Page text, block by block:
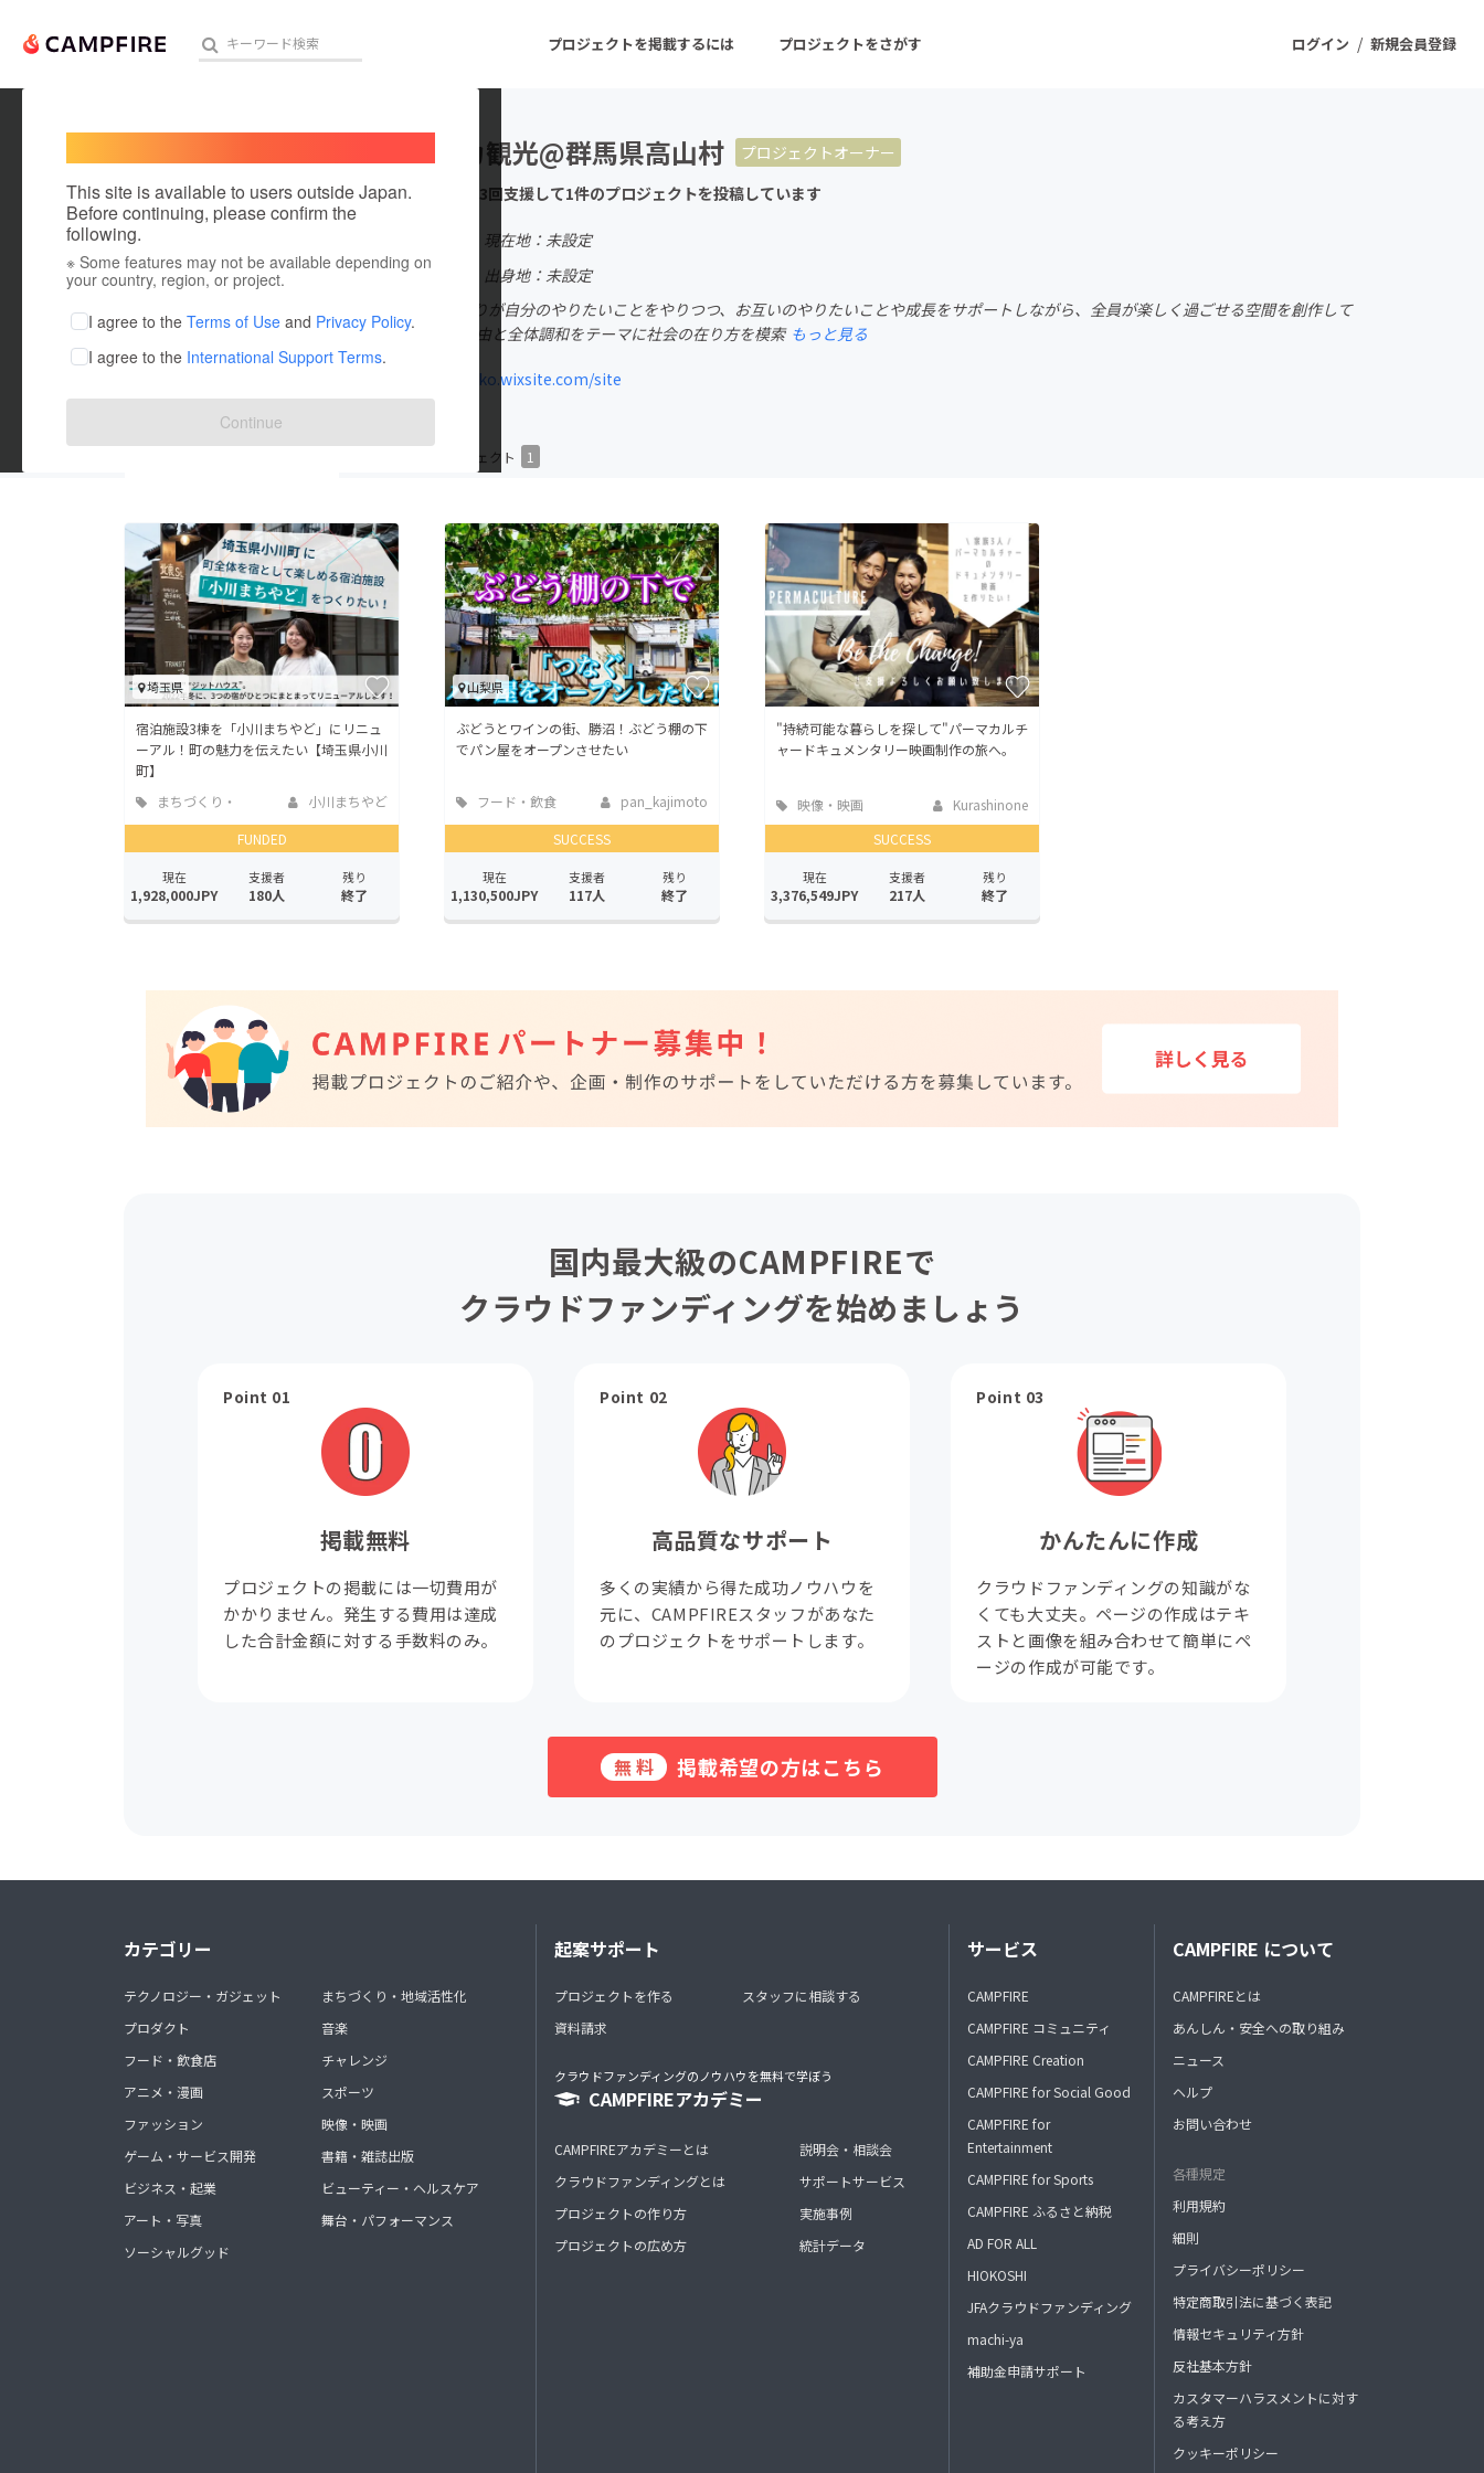
ログイン / 新規会員登録
プロジェクトを掲載するには プロジェクトをさがす
人気のプロジェクト 注目のリターン 注目の新着プロジェクト
アート・写真 音楽
テクノロジー・ガジェット
ゲーム・サービス開発 フード・飲食店
ファッション
映像・映画
ビジネス・起業
まちづくり・地域活性化
CAMPFIRE for Social Good
CAMPFIRE Creation
CAMPFIREふるさと納税
machi-ya コミュニティ
This site is available to users outside Japan.
Before continuing, please confirm the
following.
※ Some features may not be available depending on
your country, region, or project.
I agree to the Terms of Use and Privacy Policy.
I agree to the International Support Terms.
Continue
イイヅカ観光@群馬県高山村
プロジェクトオーナー
これまでに3回支援して1件のプロジェクトを投稿しています
現在地：未設定
出身国：日本
出身地：未設定
社員一人ひとりが自分のやりたいことをやりつつ、お互いのやりたいことや成長をサポートしながら、全員が楽しく過ごせる空間を創作して
いる。 個々自由と全体調和をテーマに社会の在り方を模索 もっと見る
iizukakanko.wixsite.com/site
プロジェクト 1
埼玉県
宿泊施設3棟を「小川まちやど」にリニュ
ーアル！町の魅力を伝えたい【埼玉県小川
町】
まちづくり・
地域活性化
小川まちやど
FUNDED
現在
1,928,000JPY
支援者
180人
残り
終了
山梨県
ぶどうとワインの街、勝沼！ぶどう棚の下
でパン屋をオープンさせたい
フード・飲食
店
pan_kajimoto
SUCCESS
現在
1,130,500JPY
支援者
117人
残り
終了
"持続可能な暮らしを探して"パーマカルチ
ャードキュメンタリー映画制作の旅へ。
映像・映画
Kurashinone
SUCCESS
現在
3,376,549JPY
支援者
217人
残り
終了
国内最大級のCAMPFIREで
クラウドファンディングを始めましょう
Point 01
掲載無料
プロジェクトの掲載には一切費用が
かかりません。発生する費用は達成
した合計金額に対する手数料のみ。
Point 02
高品質なサポート
多くの実績から得た成功ノウハウを
元に、CAMPFIREスタッフがあなた
のプロジェクトをサポートします。
Point 03
かんたんに作成
クラウドファンディングの知識がな
くても大丈夫。ページの作成はテキ
ストと画像を組み合わせて簡単にペ
ージの作成が可能です。
無料 掲載希望の方はこちら
カテゴリー
テクノロジー・ガジェット
プロダクト
フード・飲食店
アニメ・漫画
ファッション
ゲーム・サービス開発
ビジネス・起業
アート・写真
ソーシャルグッド
まちづくり・地域活性化
音楽
チャレンジ
スポーツ
映像・映画
書籍・雑誌出版
ビューティー・ヘルスケア
舞台・パフォーマンス
起案サポート
プロジェクトを作る
資料請求
スタッフに相談する
クラウドファンディングのノウハウを無料で学ぼう
CAMPFIREアカデミー
CAMPFIREアカデミーとは
クラウドファンディングとは
プロジェクトの作り方
プロジェクトの広め方
説明会・相談会
サポートサービス
実施事例
統計データ
サービス
CAMPFIRE
CAMPFIRE コミュニティ
CAMPFIRE Creation
CAMPFIRE for Social Good
CAMPFIRE for
Entertainment
CAMPFIRE for Sports
CAMPFIRE ふるさと納税
AD FOR ALL
HIOKOSHI
JFAクラウドファンディング
machi-ya
補助金申請サポート
CAMPFIRE について
CAMPFIREとは
あんしん・安全への取り組み
ニュース
ヘルプ
お問い合わせ
各種規定
利用規約
細則
プライバシーポリシー
特定商取引法に基づく表記
情報セキュリティ方針
反社基本方針
カスタマーハラスメントに対す
る考え方
クッキーポリシー